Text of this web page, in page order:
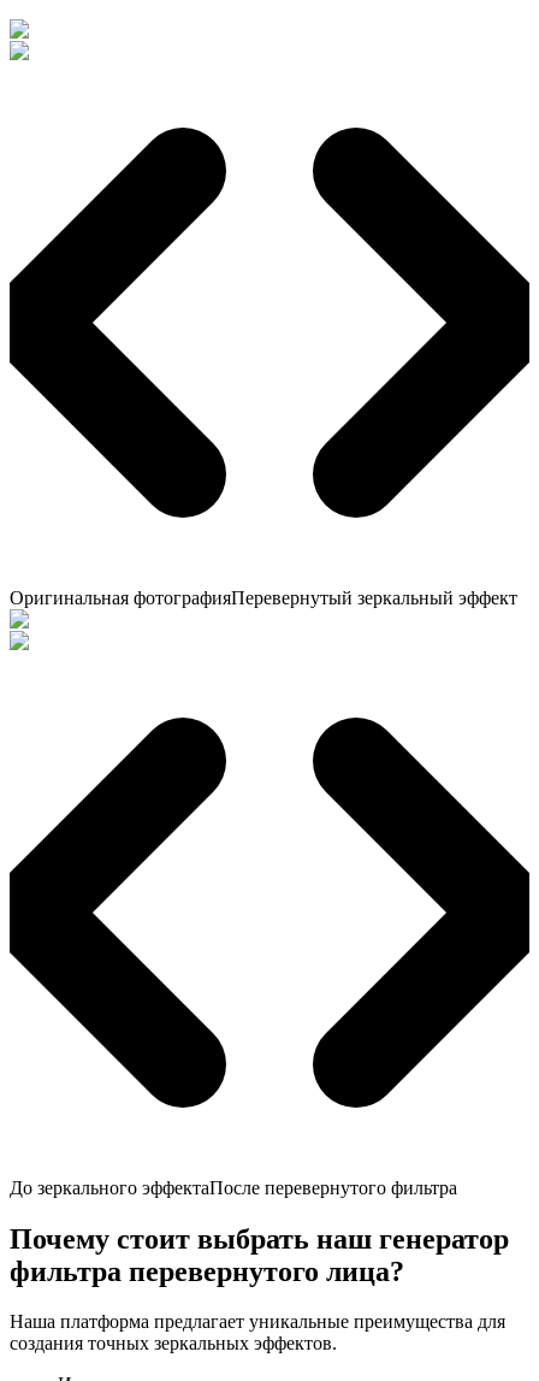
Оригинальная фотографияПеревернутый зеркальный эффект
До зеркального эффектаПосле перевернутого фильтра
Почему стоит выбрать наш генератор
фильтра перевернутого лица?
Наша платформа предлагает уникальные преимущества для
создания точных зеркальных эффектов.